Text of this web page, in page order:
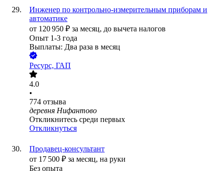
Инженер по контрольно-измерительным приборам и
автоматике
от 120 950 ₽ за месяц, до вычета налогов
Опыт 1-3 года
Выплаты: Два раза в месяц
Ресурс, ГАП
4.0
•
774 отзыва
деревня Нифантово
Откликнитесь среди первых
Откликнуться
Продавец-консультант
от 17 500 ₽ за месяц, на руки
Без опыта